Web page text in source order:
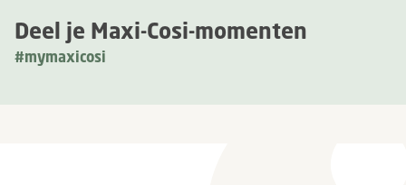
Deel je Maxi-Cosi-momenten
#mymaxicosi